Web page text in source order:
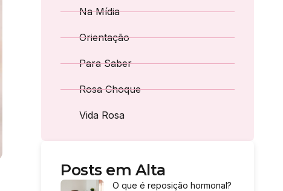
Na Mídia
Orientação
Para Saber
Rosa Choque
Vida Rosa
Posts em Alta
O que é reposição hormonal?